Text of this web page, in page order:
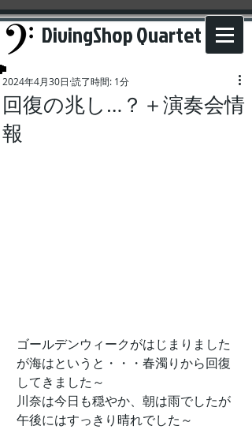
DivingShop Quartet
回復の兆し…？＋演奏会情
報
2024年4月30日 読了時間: 1分
ゴールデンウィークがはじまりました
が海はというと・・・春濁りから回復
してきました～
川奈は今日も穏やか、朝は雨でしたが
午後にはすっきり晴れでした～